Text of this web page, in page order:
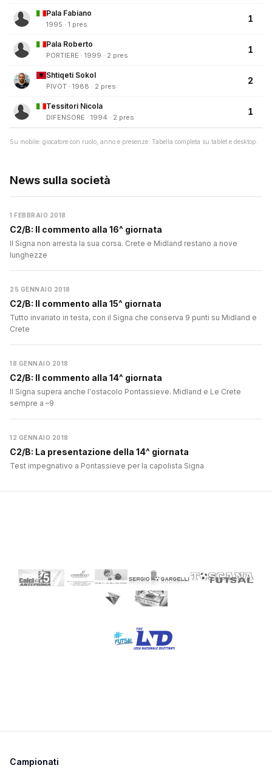
Pala Fabiano
1995 · 1 pres
1
Pala Roberto
PORTIERE · 1999 · 2 pres
1
Shtiqeti Sokol
PIVOT · 1988 · 2 pres
2
Tessitori Nicola
DIFENSORE · 1994 · 2 pres
1
Su mobile: giocatore con ruolo, anno e presenze. Tabella completa su tablet e desktop.
News sulla società
1 FEBBRAIO 2018
C2/B: Il commento alla 16^ giornata
Il Signa non arresta la sua corsa. Crete e Midland restano a nove
lunghezze
25 GENNAIO 2018
C2/B: Il commento alla 15^ giornata
Tutto invariato in testa, con il Signa che conserva 9 punti su Midland e
Crete
18 GENNAIO 2018
C2/B: Il commento alla 14^ giornata
Il Signa supera anche l'ostacolo Pontassieve. Midland e Le Crete
sempre a –9
12 GENNAIO 2018
C2/B: La presentazione della 14^ giornata
Test impegnativo a Pontassieve per la capolista Signa
Campionati